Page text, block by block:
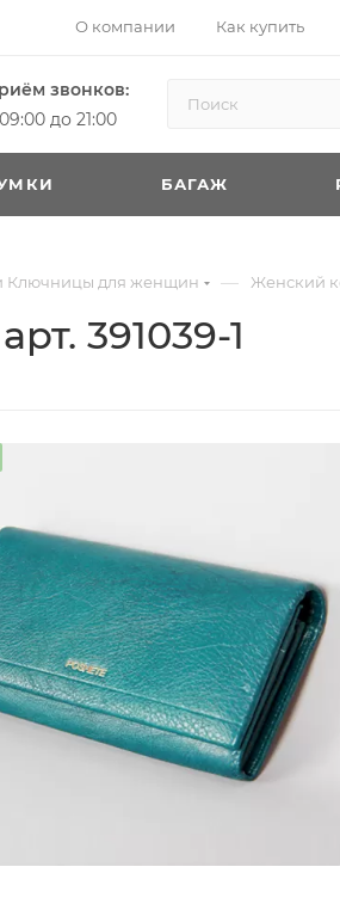
О компании Как купить
звонков:
до 21:00
БАГАЖ
Ключницы для женщин — Женский
391039-1